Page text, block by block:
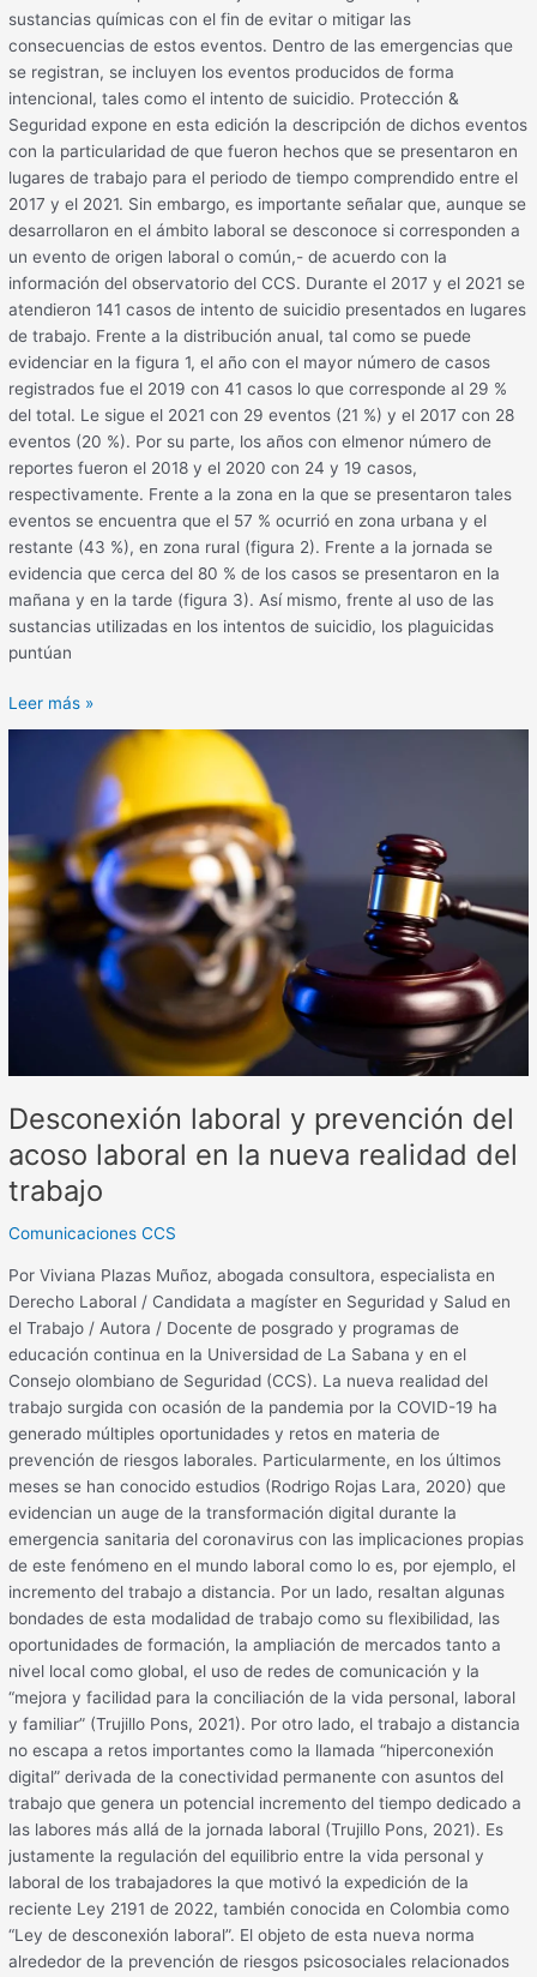
sustancias químicas con el fin de evitar o mitigar las
consecuencias de estos eventos. Dentro de las emergencias que
se registran, se incluyen los eventos producidos de forma
intencional, tales como el intento de suicidio. Protección &
Seguridad expone en esta edición la descripción de dichos eventos
con la particularidad de que fueron hechos que se presentaron en
lugares de trabajo para el periodo de tiempo comprendido entre el
2017 y el 2021. Sin embargo, es importante señalar que, aunque se
desarrollaron en el ámbito laboral se desconoce si corresponden a
un evento de origen laboral o común,- de acuerdo con la
información del observatorio del CCS. Durante el 2017 y el 2021 se
atendieron 141 casos de intento de suicidio presentados en lugares
de trabajo. Frente a la distribución anual, tal como se puede
evidenciar en la figura 1, el año con el mayor número de casos
registrados fue el 2019 con 41 casos lo que corresponde al 29 %
del total. Le sigue el 2021 con 29 eventos (21 %) y el 2017 con 28
eventos (20 %). Por su parte, los años con elmenor número de
reportes fueron el 2018 y el 2020 con 24 y 19 casos,
respectivamente. Frente a la zona en la que se presentaron tales
eventos se encuentra que el 57 % ocurrió en zona urbana y el
restante (43 %), en zona rural (figura 2). Frente a la jornada se
evidencia que cerca del 80 % de los casos se presentaron en la
mañana y en la tarde (figura 3). Así mismo, frente al uso de las
sustancias utilizadas en los intentos de suicidio, los plaguicidas
puntúan
Leer más »
Desconexión laboral y prevención del
acoso laboral en la nueva realidad del
trabajo
Comunicaciones CCS
Por Viviana Plazas Muñoz, abogada consultora, especialista en
Derecho Laboral / Candidata a magíster en Seguridad y Salud en
el Trabajo / Autora / Docente de posgrado y programas de
educación continua en la Universidad de La Sabana y en el
Consejo olombiano de Seguridad (CCS). La nueva realidad del
trabajo surgida con ocasión de la pandemia por la COVID-19 ha
generado múltiples oportunidades y retos en materia de
prevención de riesgos laborales. Particularmente, en los últimos
meses se han conocido estudios (Rodrigo Rojas Lara, 2020) que
evidencian un auge de la transformación digital durante la
emergencia sanitaria del coronavirus con las implicaciones propias
de este fenómeno en el mundo laboral como lo es, por ejemplo, el
incremento del trabajo a distancia. Por un lado, resaltan algunas
bondades de esta modalidad de trabajo como su flexibilidad, las
oportunidades de formación, la ampliación de mercados tanto a
nivel local como global, el uso de redes de comunicación y la
“mejora y facilidad para la conciliación de la vida personal, laboral
y familiar” (Trujillo Pons, 2021). Por otro lado, el trabajo a distancia
no escapa a retos importantes como la llamada “hiperconexión
digital” derivada de la conectividad permanente con asuntos del
trabajo que genera un potencial incremento del tiempo dedicado a
las labores más allá de la jornada laboral (Trujillo Pons, 2021). Es
justamente la regulación del equilibrio entre la vida personal y
laboral de los trabajadores la que motivó la expedición de la
reciente Ley 2191 de 2022, también conocida en Colombia como
“Ley de desconexión laboral”. El objeto de esta nueva norma
alrededor de la prevención de riesgos psicosociales relacionados
Desconexión
del
acoso
laboral
en
la